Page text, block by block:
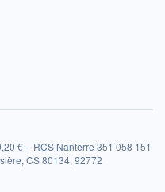
€ – RCS Nanterre 351 058 151
CS 80134, 92772